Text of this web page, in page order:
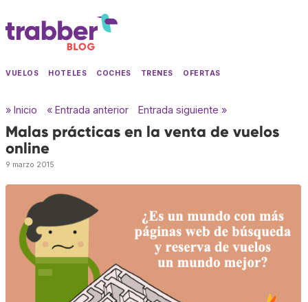
VUELOS HOTELES COCHES TRENES OFERTAS
» Inicio « Entrada anterior Entrada siguiente »
Malas prácticas en la venta de vuelos
online
9 marzo 2015